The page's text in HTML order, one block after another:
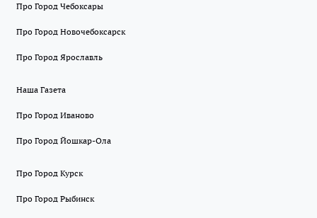
Про Город Чебоксары
Про Город Новочебоксарск
Про Город Ярославль
Наша Газета
Про Город Иваново
Про Город Йошкар-Ола
Про Город Курск
Про Город Рыбинск